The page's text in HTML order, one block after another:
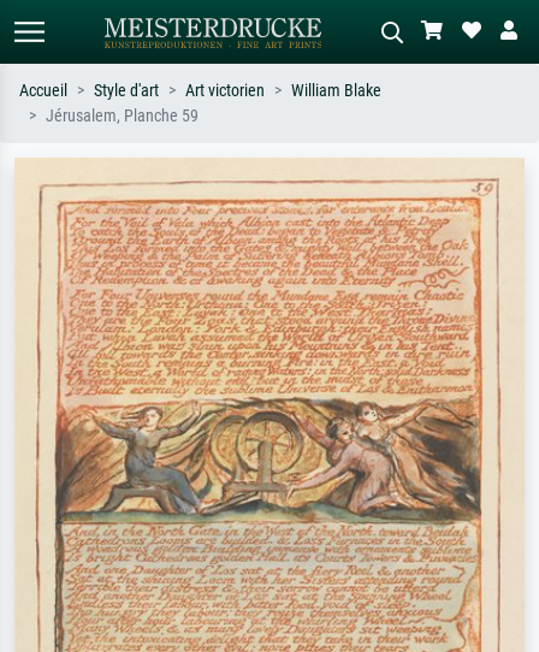
Recherchez par artiste, titre ou style –
ex. Monet, Nuit étoilée,
impressionnisme, vague de Hokusai,
nu.
Décrivez la scène – ex. prairie verte,
abstrait avec beaucoup de rouge,
tableau sombre, nu debout près d'un
arbre.
Accueil Style d'art Art victorien
William Blake
Jérusalem, Planche 59